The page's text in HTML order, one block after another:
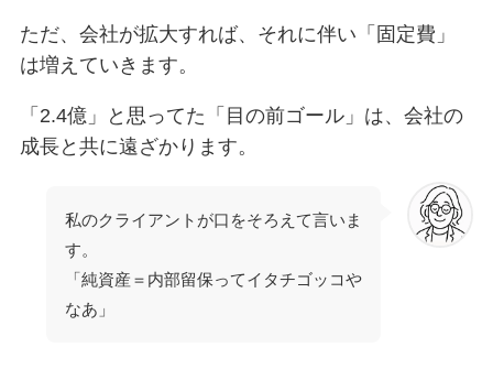
ただ、会社が拡大すれば、それに伴い「固定費」
は増えていきます。
「2.4億」と思ってた「目の前ゴール」は、会社の
成長と共に遠ざかります。
私のクライアントが口をそろえて言いま
す。
「純資産＝内部留保ってイタチゴッコや
なあ」